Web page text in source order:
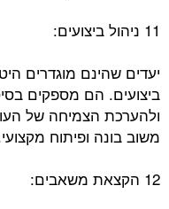
11 ניהול ביצועים:
יעדים שהינם מוגדרים
ביצועים. הם מספקים
ולהערכת הצמיחה של
משוב בונה ופיתוח
12 הקצאת משאבים: